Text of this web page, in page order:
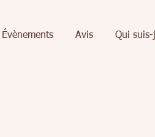
Évènements Avis Qui suis-